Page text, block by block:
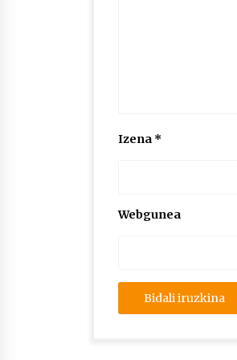
Izena *
Webgunea